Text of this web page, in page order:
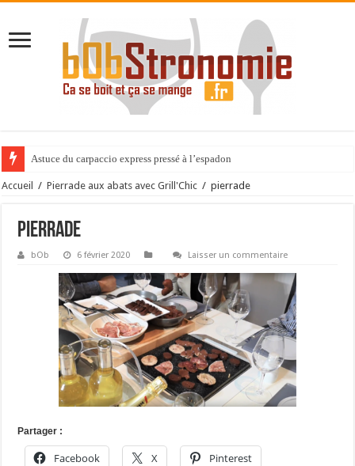
Astuce du carpaccio express pressé à l’espadon
Accueil / Pierrade aux abats avec Grill'Chic / pierrade
pierrade
bOb 6 février 2020 Laisser un commentaire
Partager :
Facebook X Pinterest